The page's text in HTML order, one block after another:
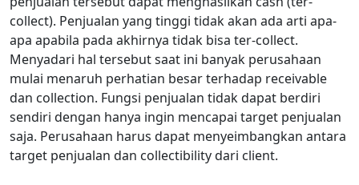
collect). Penjualan yang tinggi tidak akan ada arti apa-
apa apabila pada akhirnya tidak bisa ter-collect.
Menyadari hal tersebut saat ini banyak perusahaan
mulai menaruh perhatian besar terhadap receivable
dan collection. Fungsi penjualan tidak dapat berdiri
sendiri dengan hanya ingin mencapai target penjualan
saja. Perusahaan harus dapat menyeimbangkan antara
target penjualan dan collectibility dari client.